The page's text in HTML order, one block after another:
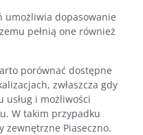
umożliwia dopasowanie
pełnią one również
porównać dostępne
zwłaszcza gdy
usług i możliwości
W takim przypadku
zewnętrzne Piaseczno.